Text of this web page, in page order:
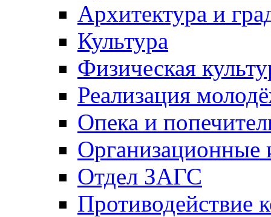
Архитектура и
Культура
Физическая
Реализация
Опека и
Отдел ЗАГС
Противодействие